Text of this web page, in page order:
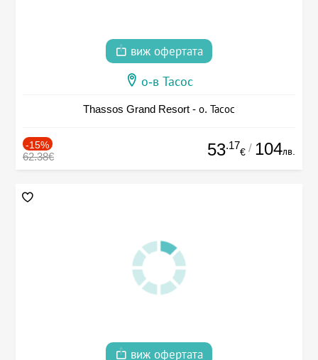
виж офертата
о-в Тасос
Thassos Grand Resort - о. Тасос
-15%
62.38€ 53.17
€ / 104лв.
виж офертата